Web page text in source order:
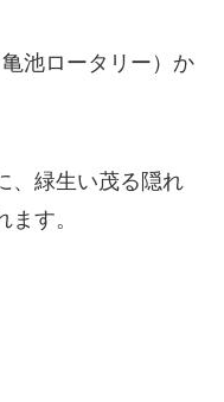
池ロータリー）か
、緑生い茂る隠れ
す。